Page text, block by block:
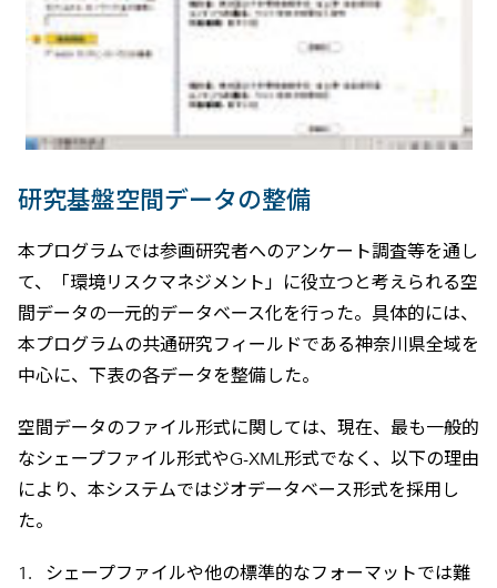
研究基盤空間データの整備
本プログラムでは参画研究者へのアンケート調査等を通し
て、「環境リスクマネジメント」に役立つと考えられる空
間データの一元的データベース化を行った。具体的には、
本プログラムの共通研究フィールドである神奈川県全域を
中心に、下表の各データを整備した。
空間データのファイル形式に関しては、現在、最も一般的
なシェープファイル形式やG-XML形式でなく、以下の理由
により、本システムではジオデータベース形式を採用し
た。
シェープファイルや他の標準的なフォーマットでは難